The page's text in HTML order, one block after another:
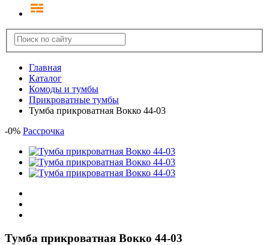
Главная
Каталог
Комоды и тумбы
Прикроватные тумбы
Тумба прикроватная Вокко 44-03
-0% Рассрочка
Тумба прикроватная Вокко 44-03